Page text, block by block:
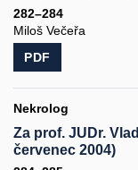
282–284
Miloš Večeřa
PDF
Nekrolog
Za prof. JUDr.
červenec 2004)